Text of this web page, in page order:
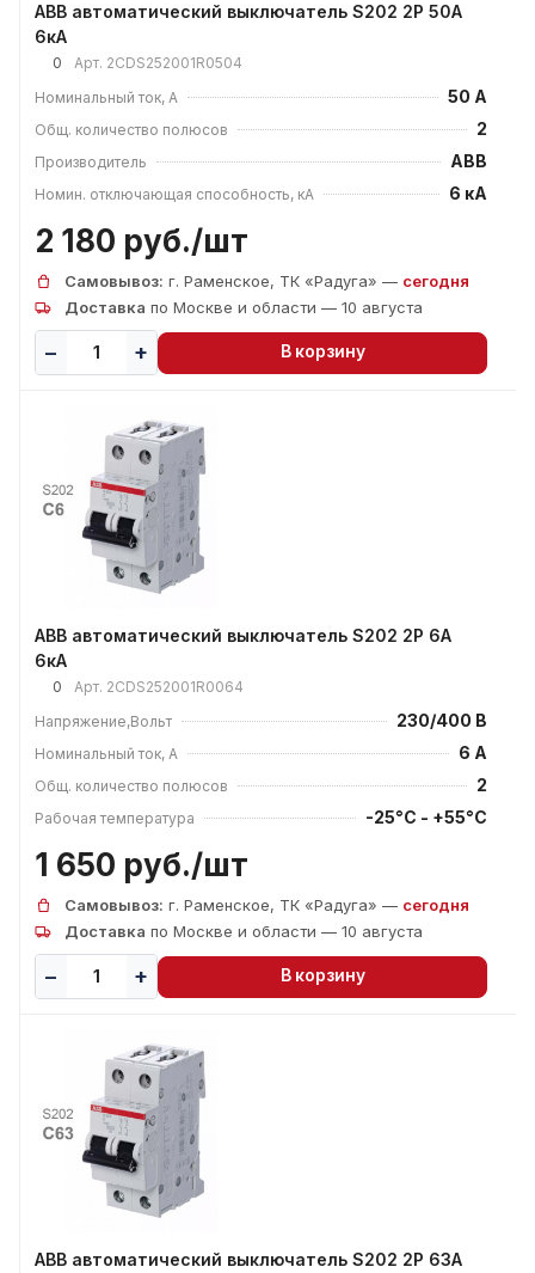
ABB автоматический выключатель S202 2P 50А
6кА
0 Арт. 2CDS252001R0504
Номинальный ток, А
50 А
Общ. количество полюсов 2
Производитель ABB
Номин. отключающая способность, кА 6 кА
2 180 руб./шт
Самовывоз: г. Раменское, ТК «Радуга» — сегодня
Доставка по Москве и области — 10 августа
В корзину
ABB автоматический выключатель S202 2P 6А
6кА
0 Арт. 2CDS252001R0064
Напряжение,Вольт
230/400 В
Номинальный ток, А 6 А
Общ. количество полюсов 2
Рабочая температура -25°C - +55°C
1 650 руб./шт
Самовывоз: г. Раменское, ТК «Радуга» — сегодня
Доставка по Москве и области — 10 августа
В корзину
ABB автоматический выключатель S202 2P 63А